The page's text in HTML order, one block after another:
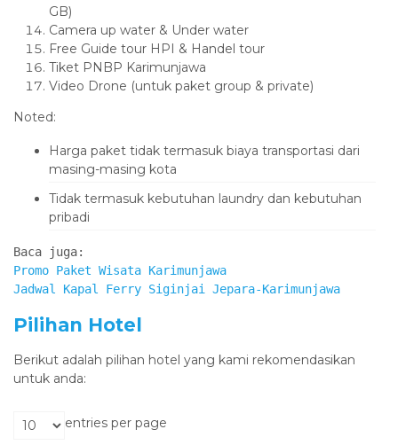
GB)
Camera up water & Under water
Free Guide tour HPI & Handel tour
Tiket PNBP Karimunjawa
Video Drone (untuk paket group & private)
Noted:
Harga paket tidak termasuk biaya transportasi dari
masing-masing kota
Tidak termasuk kebutuhan laundry dan kebutuhan
pribadi
Promo Paket Wisata Karimunjawa
Jadwal Kapal Ferry Siginjai Jepara-Karimunjawa
Pilihan Hotel
Berikut adalah pilihan hotel yang kami rekomendasikan
untuk anda:
entries per page